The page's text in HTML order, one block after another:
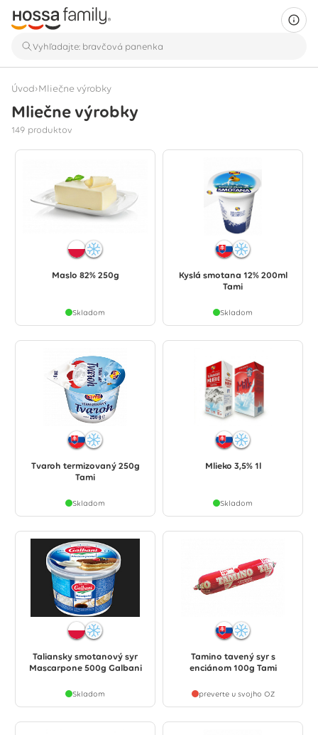
Úvod›Mliečne výrobky
Mliečne výrobky
149 produktov
Maslo 82% 250g
Skladom
Kyslá smotana 12% 200ml
Tami
Skladom
Tvaroh termizovaný 250g
Tami
Skladom
Mlieko 3,5% 1l
Skladom
Taliansky smotanový syr
Mascarpone 500g Galbani
Skladom
Tamino tavený syr s
enciánom 100g Tami
preverte u svojho OZ